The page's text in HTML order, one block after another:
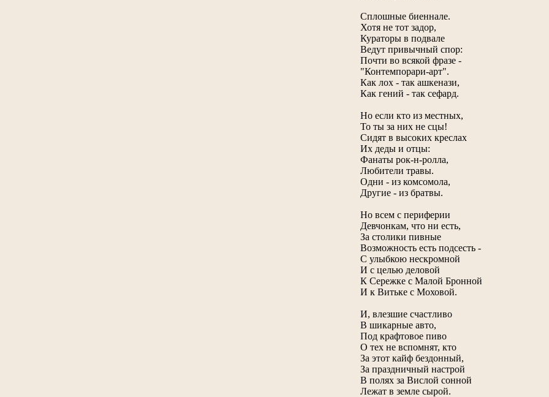
Сплошные биеннале.
Хотя не тот задор,
Кураторы в подвале
Ведут привычный спор:
Почти во всякой фразе -
"Контемпорари-арт".
Как лох - так ашкенази,
Как гений - так сефард.
Но если кто из местных,
То ты за них не сцы!
Сидят в высоких креслах
Их деды и отцы:
Фанаты рок-н-ролла,
Любители травы.
Одни - из комсомола,
Другие - из братвы.
Но всем с периферии
Девчонкам, что ни есть,
За столики пивные
Возможность есть подсесть -
С улыбкою нескромной
И с целью деловой
К Сережке с Малой Бронной
И к Витьке с Моховой.
И, влезшие счастливо
В шикарные авто,
Под крафтовое пиво
О тех не вспомнят, кто
За этот кайф бездонный,
За праздничный настрой
В полях за Вислой сонной
Лежат в земле сырой.